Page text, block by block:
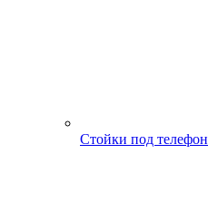
Стойки под телефон